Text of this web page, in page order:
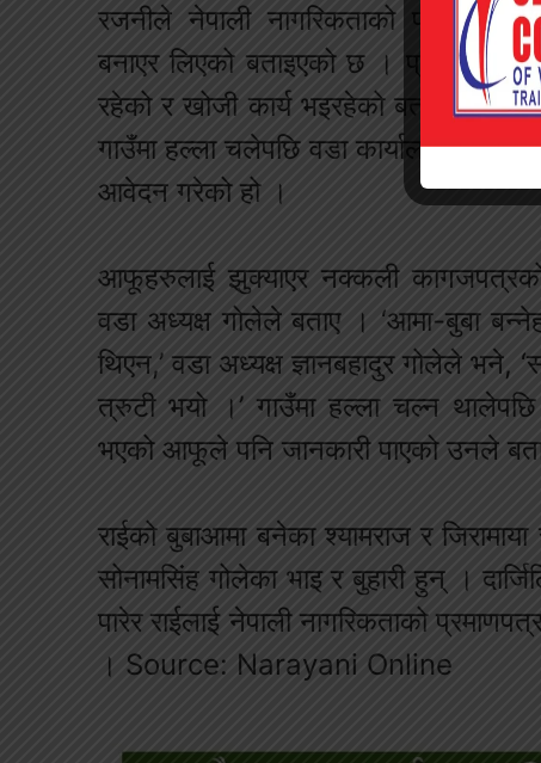
रजनीले नेपाली नागरिकताको प्रमाणपत्र
बनाएर लिएको बताइएको छ । प्रहरी
रहेको र खोजी कार्य भइरहेको बताए ।
गाउँमा हल्ला चलेपछि वडा कार्यालयले
आवेदन गरेको हो ।
आफूहरुलाई झुक्याएर नक्कली कागजपत्रको
वडा अध्यक्ष गोलेले बताए । ‘आमा-बुबा
थिएन,’ वडा अध्यक्ष ज्ञानबहादुर गोलेले भने,
त्रुटी भयो ।’ गाउँमा हल्ला चल्न थालेपछि
भएको आफूले पनि जानकारी पाएको उनले
राईको बुबाआमा बनेका श्यामराज र
सोनामसिंह गोलेका भाइ र बुहारी हुन् ।
पारेर राईलाई नेपाली नागरिकताको
। Source: Narayani Online